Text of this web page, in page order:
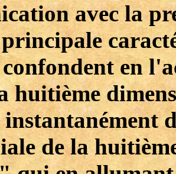
avec la
principale
confondent en
huitième
de la